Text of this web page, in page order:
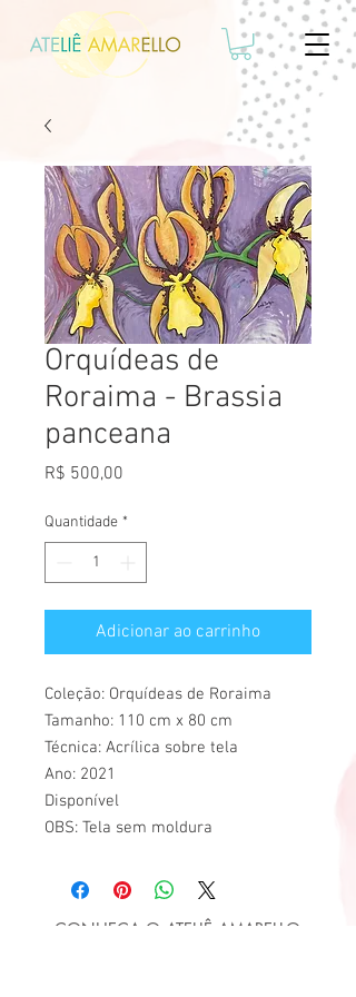
Orquídeas de
Roraima - Brassia
panceana
R$ 500,00
Quantidade *
Adicionar ao carrinho
Coleção: Orquídeas de Roraima
Tamanho: 110 cm x 80 cm
Técnica: Acrílica sobre tela
Ano: 2021
Disponível
OBS: Tela sem moldura
CONHEÇA O ATELIÊ AMARELLO